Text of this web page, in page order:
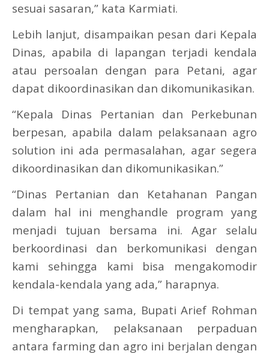
sesuai sasaran,” kata Karmiati.
Lebih lanjut, disampaikan pesan dari Kepala
Dinas, apabila di lapangan terjadi kendala
atau persoalan dengan para Petani, agar
dapat dikoordinasikan dan dikomunikasikan.
“Kepala Dinas Pertanian dan Perkebunan
berpesan, apabila dalam pelaksanaan agro
solution ini ada permasalahan, agar segera
dikoordinasikan dan dikomunikasikan.”
“Dinas Pertanian dan Ketahanan Pangan
dalam hal ini menghandle program yang
menjadi tujuan bersama ini. Agar selalu
berkoordinasi dan berkomunikasi dengan
kami sehingga kami bisa mengakomodir
kendala-kendala yang ada,” harapnya.
Di tempat yang sama, Bupati Arief Rohman
mengharapkan, pelaksanaan perpaduan
antara farming dan agro ini berjalan dengan